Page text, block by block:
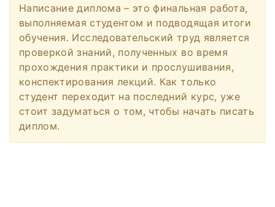
Написание диплома – это финальная работа,
выполняемая студентом и подводящая итоги
обучения. Исследовательский труд является
проверкой знаний, полученных во время
прохождения практики и прослушивания,
конспектирования лекций. Как только
студент переходит на последний курс, уже
стоит задуматься о том, чтобы начать писать
диплом.